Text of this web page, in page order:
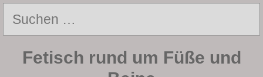
Zum
Inhalt
springen
nach:
Fetisch rund um Füße und